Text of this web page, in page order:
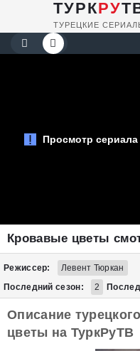
ТУРКРУ
Кровавые цветы
Режиссер:
Левент Тюркан
Последний сезон:
2
Описание
цветы на ТуркРуТВ